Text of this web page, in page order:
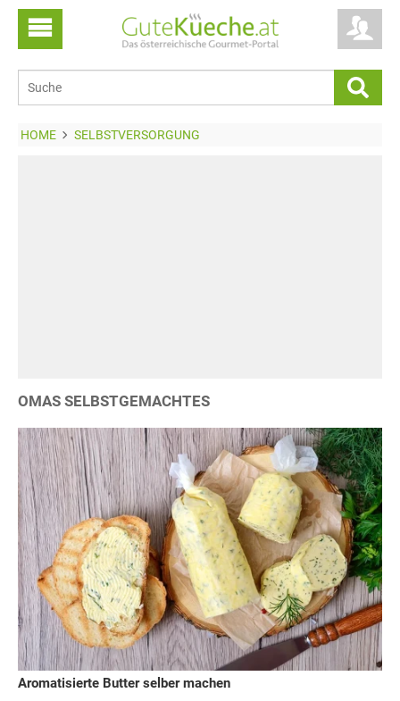
HOME SELBSTVERSORGUNG
OMAS SELBSTGEMACHTES
Aromatisierte Butter selber machen